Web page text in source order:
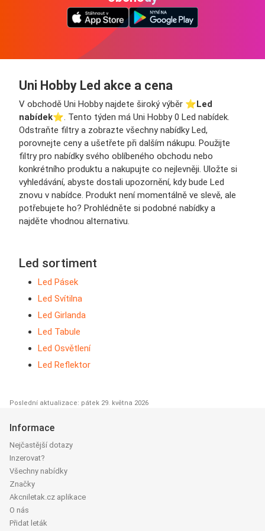
Uni Hobby Led akce a cena
V obchodě Uni Hobby najdete široký výběr ⭐️ Led
nabídek⭐️. Tento týden má Uni Hobby 0 Led nabídek.
Odstraňte filtry a zobrazte všechny nabídky Led,
porovnejte ceny a ušetřete při dalším nákupu. Použijte
filtry pro nabídky svého oblíbeného obchodu nebo
konkrétního produktu a nakupujte co nejlevněji. Uložte si
vyhledávání, abyste dostali upozornění, kdy bude Led
znovu v nabídce. Produkt není momentálně ve slevě, ale
potřebujete ho? Prohlédněte si podobné nabídky a
najděte vhodnou alternativu.
Led sortiment
Led Pásek
Led Svítilna
Led Girlanda
Led Tabule
Led Osvětlení
Led Reflektor
Poslední aktualizace: pátek 29. května 2026
Informace
Nejčastější dotazy
Inzerovat?
Všechny nabídky
Značky
Akcniletak.cz aplikace
O nás
Přidat leták